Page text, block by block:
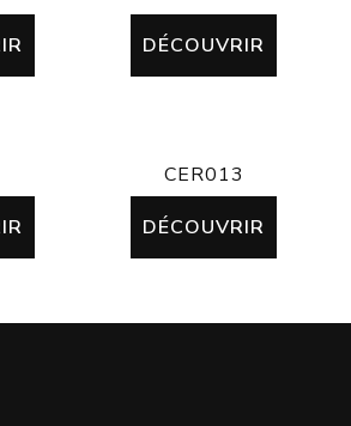
DÉCOUVRIR
CER013
DÉCOUVRIR